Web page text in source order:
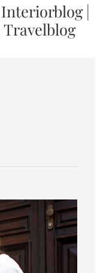
Interiorblog|
Travelblog